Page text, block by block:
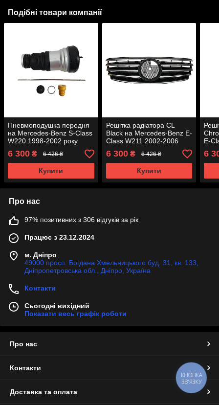
Подібні товари компанії
Пневмоподушка передня
на Mercedes-Benz S-Class
W220 1998-2002 року
6 300 ₴ 6 426 ₴
Купити
Решітка радіатора CL
Black на Mercedes-Benz E-
Class W211 2002-2006
року
6 300₴ 6 426 ₴
Купити
E-
року
6
Про нас
97% позитивних з 306 відгуків за рік
Працює з 23.12.2024
м. Дніпро
49000 просп. Богдана Хмельницького буд. 31, кв. 133,
Дніпропетровська обл., Дніпро, Україна
Контакти
Сьогодні вихідний
Показати весь графік роботи
Про нас
Контакти
Доставка та оплата
КНОПКА
ЗВ'ЯЗКУ